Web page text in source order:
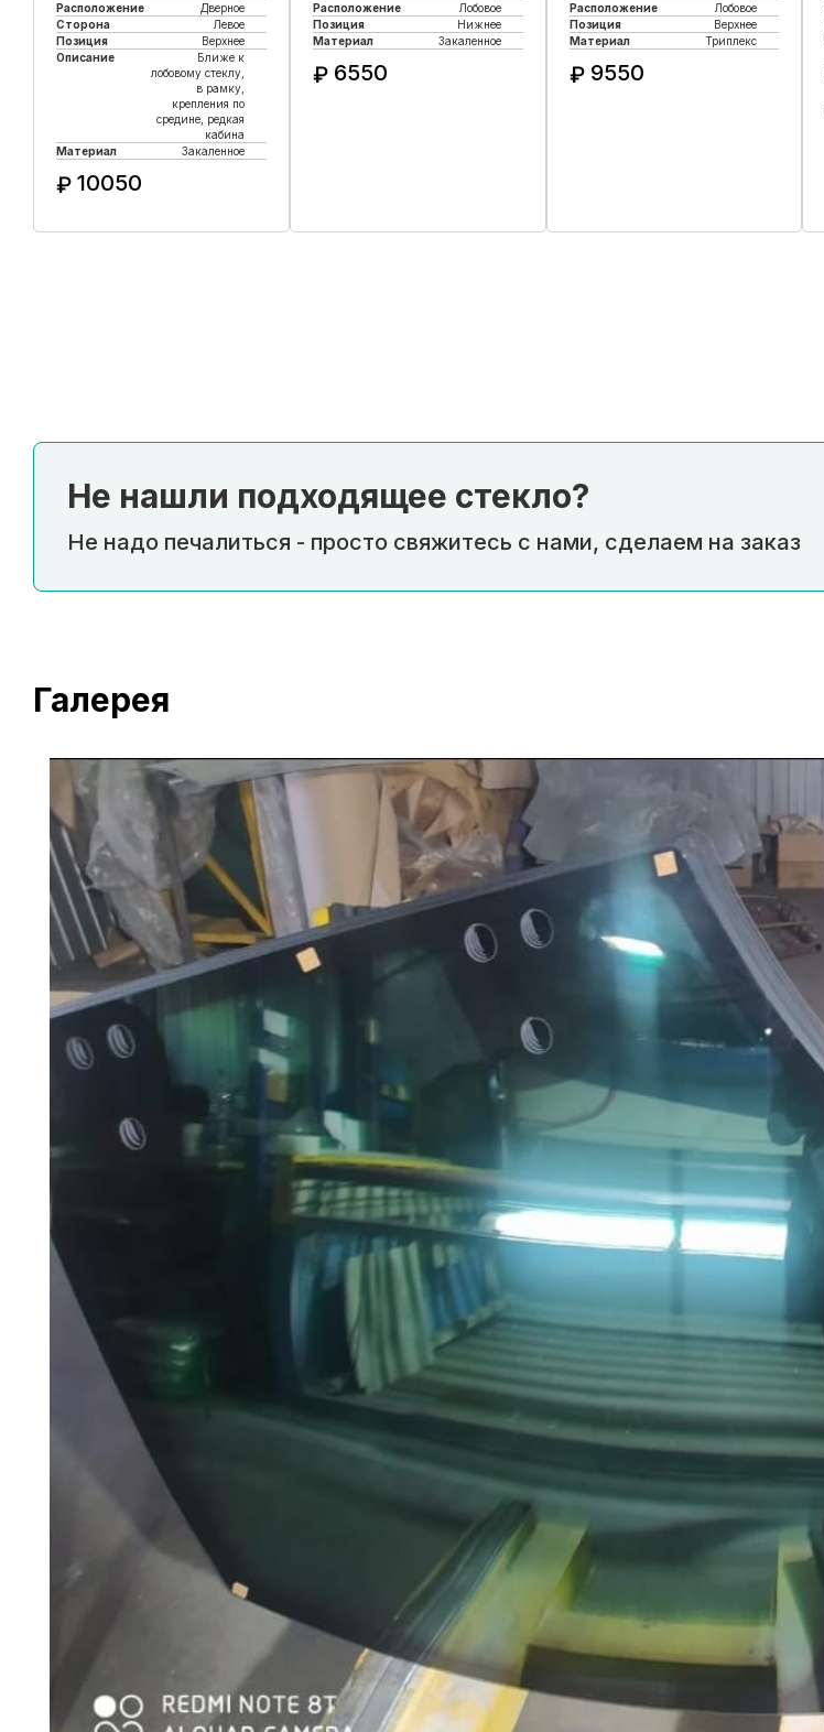
Расположение
Дверное
Сторона
Левое
Позиция
Верхнее
Описание
Ближе к
лобовому стеклу,
в рамку,
крепления по
средине, редкая
кабина
Материал
Закаленное
₽ 10050
Расположение
Лобовое
Позиция
Нижнее
Материал
Закаленное
₽ 6550
Расположение
Лобовое
Позиция
Верхнее
Материал
Триплекс
₽ 9550
Не нашли подходящее стекло?
Не надо печалиться - просто свяжитесь с нами, сделаем на заказ
Галерея